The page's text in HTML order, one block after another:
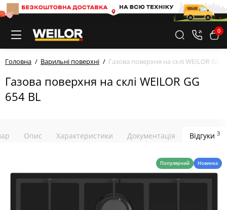
0
Головна Варильні поверхні Газова поверхня на склі WEILOR GG
Газова поверхня на склі WEILOR GG
654 BL
Опис Характеристики Документація Відгуки 3
Популярний Новинка